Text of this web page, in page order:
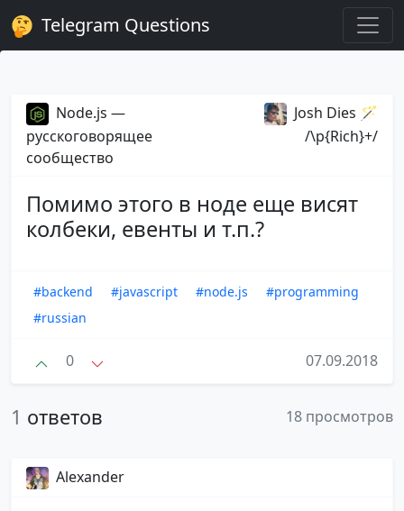
Telegram Questions
Node.js —
русскоговорящее
сообщество
Josh Dies 🪄
/\p{Rich}+/
Помимо этого в ноде еще висят
колбеки, евенты и т.п.?
#backend #javascript #node.js
#programming
#russian
0 07.09.2018
1 ответов 18 просмотров
Alexander